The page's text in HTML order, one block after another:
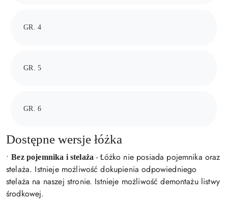
GR. 4
GR. 5
GR. 6
Dostępne wersje łóżka
•Bez pojemnika i stelaża - Łóżko nie posiada pojemnika oraz
stelaża. Istnieje możliwość dokupienia odpowiedniego
stelaża na naszej stronie. Istnieje możliwość demontażu listwy
środkowej.